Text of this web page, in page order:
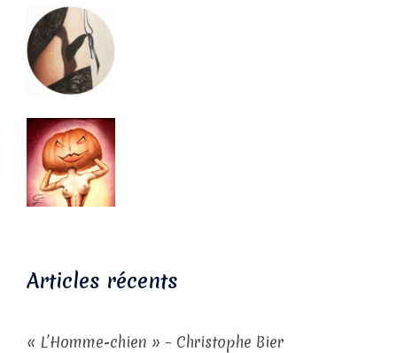
Articles récents
« L’Homme-chien » – Christophe Bier